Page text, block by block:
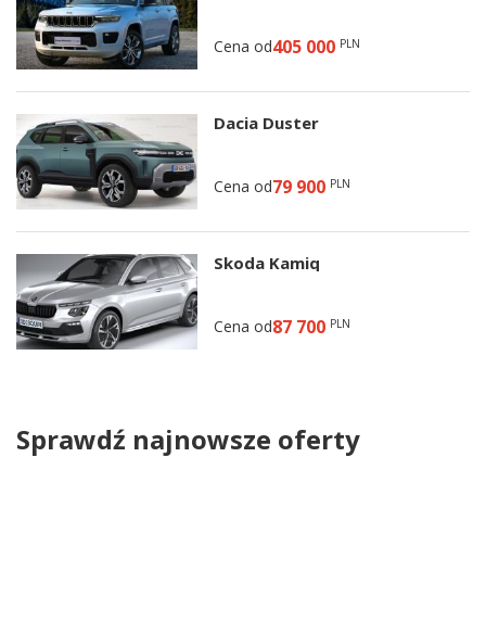
Cena od405 000 PLN
Dacia Duster
Cena od79 900 PLN
Skoda Kamiq
Cena od87 700 PLN
Sprawdź najnowsze oferty